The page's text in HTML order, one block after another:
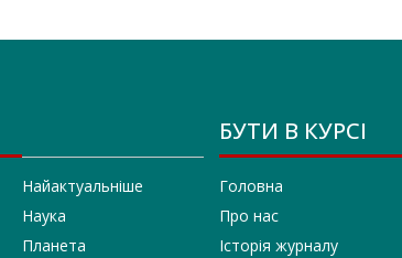
Найактуальніше
Наука
Планета
БУТИ В КУРСІ
Головна
Про нас
Історія журналу